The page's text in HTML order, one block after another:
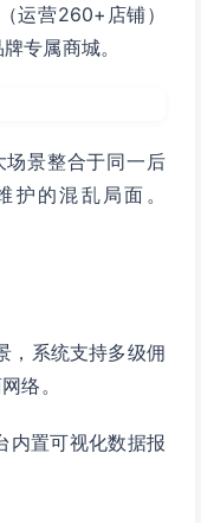
运营260+店铺）
专属商城。
场景整合于同一后
的混乱局面。
，系统支持多级佣
络。
内置可视化数据报